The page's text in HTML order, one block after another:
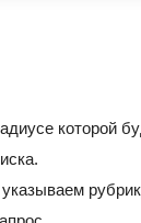
которой